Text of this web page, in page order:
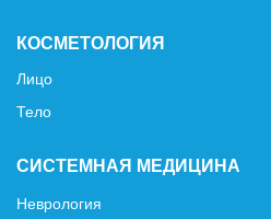
КОСМЕТОЛОГИЯ
Лицо
Тело
СИСТЕМНАЯ МЕДИЦИНА
Неврология